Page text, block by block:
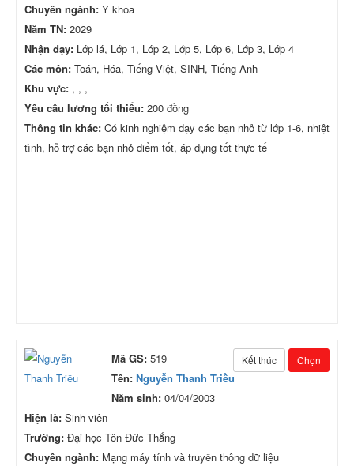
Chuyên ngành: Y khoa
Năm TN: 2029
Nhận dạy: Lớp lá, Lớp 1, Lớp 2, Lớp 5, Lớp 6, Lớp 3, Lớp 4
Các môn: Toán, Hóa, Tiếng Việt, SINH, Tiếng Anh
Khu vực: , , ,
Yêu cầu lương tối thiểu: 200 đồng
Thông tin khác: Có kinh nghiệm dạy các bạn nhỏ từ lớp 1-6, nhiệt
tình, hỗ trợ các bạn nhỏ điểm tốt, áp dụng tốt thực tế
Kết thúc Chọn
Mã GS: 519
Tên: Nguyễn Thanh Triều
Năm sinh: 04/04/2003
Hiện là: Sinh viên
Trường: Đại học Tôn Đức Thắng
Chuyên ngành: Mạng máy tính và truyền thông dữ liệu